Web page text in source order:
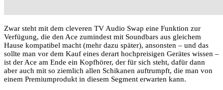
Zwar steht mit dem cleveren TV Audio Swap eine Funktion zur
Verfügung, die den Ace zumindest mit Soundbars aus gleichem
Hause kompatibel macht (mehr dazu später), ansonsten – und das
sollte man vor dem Kauf eines derart hochpreisigen Gerätes wissen –
ist der Ace am Ende ein Kopfhörer, der für sich steht, dafür dann
aber auch mit so ziemlich allen Schikanen auftrumpft, die man von
einem Premiumprodukt in diesem Segment erwarten kann.